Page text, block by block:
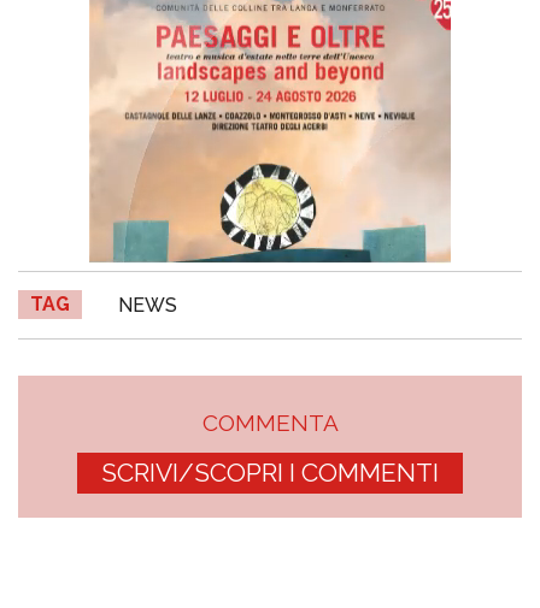
TAG NEWS
COMMENTA
SCRIVI/SCOPRI I COMMENTI